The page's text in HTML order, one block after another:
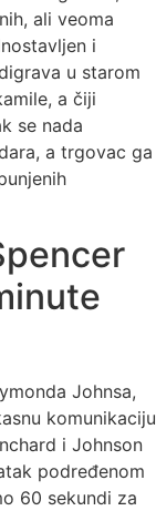
ali veoma
i
u starom
a čiji
se nada
a trgovac ga
Johnsa,
komunikaciju
i Johnson
podređenom
60 sekundi za